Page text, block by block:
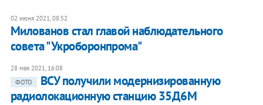
02 июня 2021, 08:52
Милованов стал главой наблюдательного
совета "Укроборонпрома"
28 мая 2021, 16:08
ФОТО
ВСУ получили модернизированную
радиолокационную станцию 35Д6М